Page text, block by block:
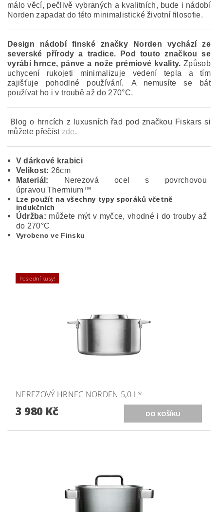
málo věcí, pečlivě vybraných a kvalitních, bude i nádobí
Norden zapadat do této minimalistické životní filosofie.
Design nádobí finské značky Norden vychází ze
severské přírody a tradice. Pod touto značkou se
vyrábí hrnce, pánve a nože prémiové kvality. Způsob
uchycení rukojeti minimalizuje vedení tepla a tím
zajišťuje pohodlné používání. A nemusíte se bát
používat ho i v troubě až do 270°C.
Blog o hrncích z luxusních řad pod značkou Fiskars si
můžete přečíst zde.
V dárkové krabici
Velikost: 26cm
Materiál:
Nerezová ocel s povrchovou
úpravou Thermium™
Lze použít na všechny typy sporáků včetně
indukčních
Údržba: můžete mýt v myčce, vhodné i do trouby až
do 270°C
Vyrobeno ve Finsku
Poslední kusy!
NEREZOVÝ HRNEC NORDEN 5,0 L*
3 980 Kč